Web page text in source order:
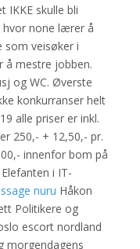
IKKE skulle bli
hvor none lærer å
som veisøker i
å mestre jobben.
og WC. Øverste
konkurranser helt
alle priser er inkl.
250,- + 12,50,- pr.
innenfor bom på
i IT-
nuru Håkon
Politikere og
escort nordland
morgendagens